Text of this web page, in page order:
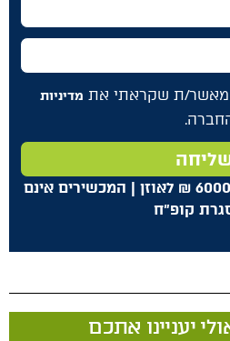
מאשר/ת שקראתי את מדיניות
₪ לאוזן | המכשירים אינם
קופ"ח
יעניינו אתכם